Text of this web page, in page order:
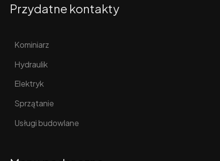
Przydatne kontakty
Kominiarz
Hydraulik
Elektryk
Sprzątanie
Usługi budowlane